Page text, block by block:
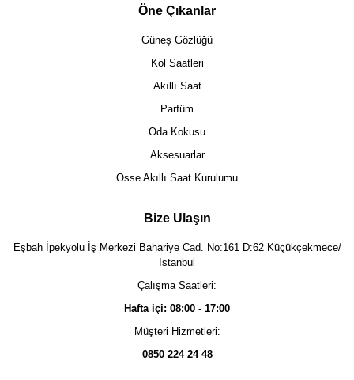
Öne Çıkanlar
Güneş Gözlüğü
Kol Saatleri
Akıllı Saat
Parfüm
Oda Kokusu
Aksesuarlar
Osse Akıllı Saat Kurulumu
Bize Ulaşın
Eşbah İpekyolu İş Merkezi Bahariye Cad. No:161 D:62 Küçükçekmece/
İstanbul
Çalışma Saatleri:
Hafta içi: 08:00 - 17:00
Müşteri Hizmetleri:
0850 224 24 48